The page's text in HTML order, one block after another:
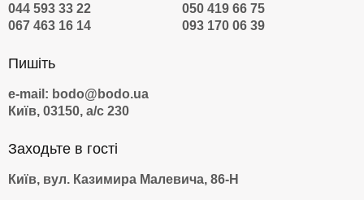
044 593 33 22
050 419 66 75
067 463 16 14
093 170 06 39
Пишіть
e-mail: bodo@bodo.ua
Київ, 03150, а/с 230
Заходьте в гості
Київ, вул. Казимира Малевича, 86-Н